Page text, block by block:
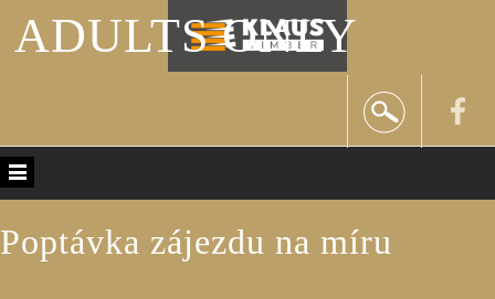
ADULTS ONLY
Poptávka zájezdu na míru